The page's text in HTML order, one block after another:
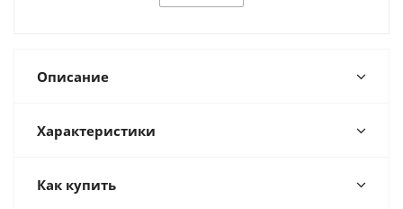
Описание
Характеристики
Как купить